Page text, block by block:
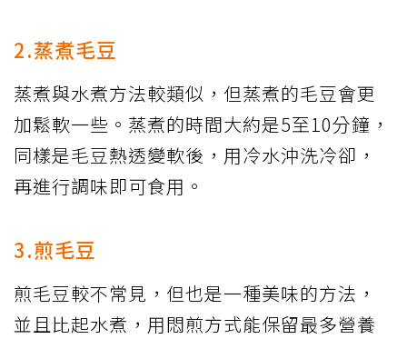
2.蒸煮毛豆
蒸煮與水煮方法較類似，但蒸煮的毛豆會更
加鬆軟一些。蒸煮的時間大約是5至10分鐘，
同樣是毛豆熱透變軟後，用冷水沖洗冷卻，
再進行調味即可食用。
3.煎毛豆
煎毛豆較不常見，但也是一種美味的方法，
並且比起水煮，用悶煎方式能保留最多營養